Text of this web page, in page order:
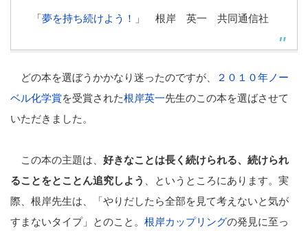
「夢を持ち続けよう！ 」 根岸 英一 共同通信社
どの本を選ぼうかかなり迷ったのですが、
２０１０年ノー
ベル化学賞を受賞された根岸英一先生のこの本を選ばさせて
いただきました。
この本の主題は、 好きなことは長く続けられる、続けられ
ることをとことん追究しよう
、というところにあります。実
際、根岸先生は、「やりだしたら全部を見て考えないと気が
すまないタイプ」とのこと。 根岸カップリングの発見に至っ